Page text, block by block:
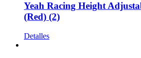
Yeah Racing Height
(Red) (2)
Detalles